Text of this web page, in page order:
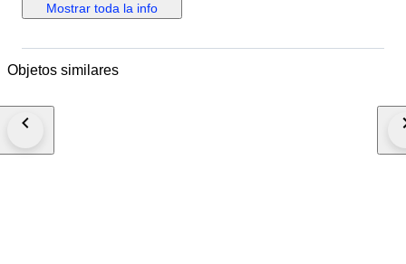
Mostrar toda la info
Objetos similares